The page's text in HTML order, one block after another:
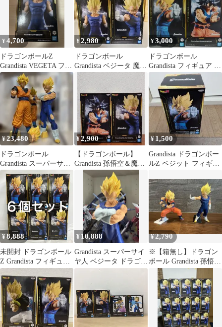
¥4,700
ドラゴンボールZ
Grandista VEGETA フィ
ギュア
¥2,980
ドラゴンボール
Grandista ベジータ 魔人
ベジータ フィギュア
¥3,000
ドラゴンボール
Grandista フィギュア 2
種セット
¥23,480
ドラゴンボール
Grandista スーパーサイ
ヤ人 孫悟空 ベジータ
セット
¥2,900
【ドラゴンボール】
Grandista 孫悟空＆魔人
ベジータのフィギュア
２点セット
¥ 1,500
Grandista ドラゴンボー
ルZ ベジット フィギュ
¥8,888
未開封 ドラゴンボール
Z Grandista フィギュア
ベジット 魔人ベジータ
2種 6個セット LF8306
f111
¥ 10,888
Grandista スーパーサイ
ヤ人 ベジータ ドラゴン
ボール グランディスタ
¥2,790
※【箱無し】ドラゴン
ボール Grandista 孫悟空
魔人ベジータ 2体セッ